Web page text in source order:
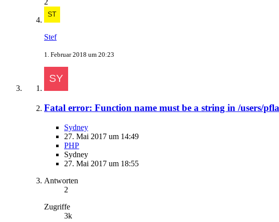
2
Stef
1. Februar 2018 um 20:23
Fatal error: Function name must be a string in /users/
Sydney
27. Mai 2017 um 14:49
PHP
Sydney
27. Mai 2017 um 18:55
Antworten
2
Zugriffe
3k